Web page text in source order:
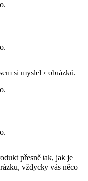
si myslel z obrázků.
přesně tak, jak je
vždycky vás něco